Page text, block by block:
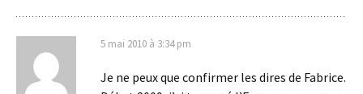
5 mai 2010 à 3:34 pm
Je ne peux que confirmer les dires de Fabrice.